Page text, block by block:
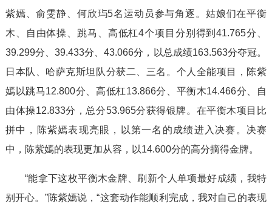
紫嫣、俞雯静、何欣玙5名运动员参与角逐。姑娘们在平衡
木、自由体操、跳马、高低杠4个项目分别得到41.765分、
39.299分、39.433分、43.066分，以总成绩163.563分夺冠。
日本队、哈萨克斯坦队分获二、三名。个人全能项目，陈紫
嫣以跳马12.800分、高低杠13.866分、平衡木14.466分、自
由体操12.833分，总分53.965分获得银牌。在平衡木项目比
拼中，陈紫嫣表现亮眼，以第一名的成绩进入决赛。决赛
中，陈紫嫣的表现更加从容，以14.600分的高分摘得金牌。
“能拿下这枚平衡木金牌、刷新个人单项最好成绩，我特
别开心。”陈紫嫣说，“这套动作能顺利完成，我对自己的表现